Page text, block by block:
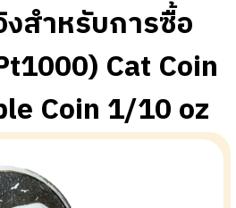
สำหรับการซื้อ
Cat Coin
Coin 1/10 oz